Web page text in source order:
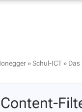
»Schul-ICT » Das